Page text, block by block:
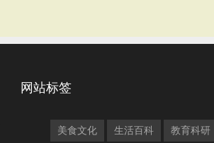
网站标签
美食文化 生活百科 教育科研